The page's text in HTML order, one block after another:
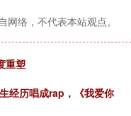
络，不代表本站观点。
重塑
经历唱成rap，《我爱你